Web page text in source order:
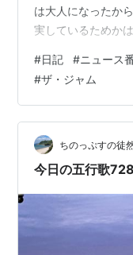
は大人になったか
実しているためか
いなら最新ニュー
同様の考えのオッ
ングの１位が「サ
った。純粋なニュ
ぽいコメンテイタ
る。スポーツコー
#日記 #ニュース
#ザ・ジャム
ちのっぷすの徒
今日の五行歌